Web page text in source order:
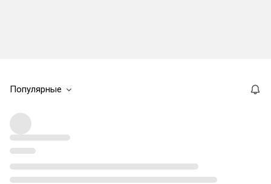
Популярные